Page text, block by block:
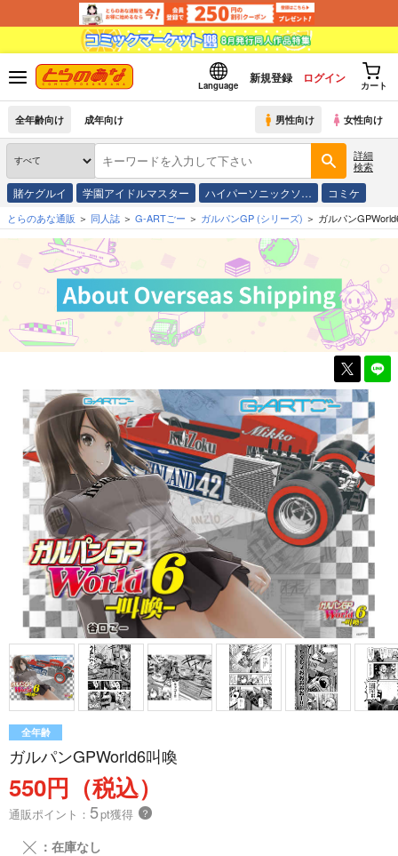
Language
新規登録 ログイン
カート
全年齢向け 成年向け 男性向け 女性向け
詳細
検索
賭ケグルイ 学園アイドルマスター ハイパーソニックソ… コミケ
とらのあな通販 同人誌 G-ARTごー ガルパンGP (シリーズ) ガルパン
全年齢
ガルパンGPWorld6叫喚
550円（税込）
通販ポイント： 5pt獲得 ？
╳ ：在庫なし